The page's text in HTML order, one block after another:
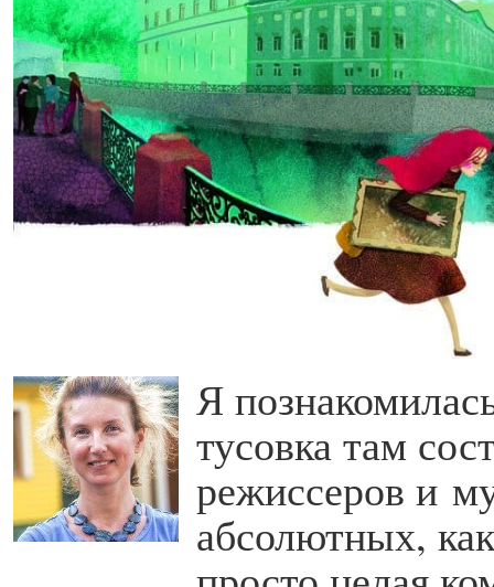
Я
тусовка там
режиссеров и
абсолютных,